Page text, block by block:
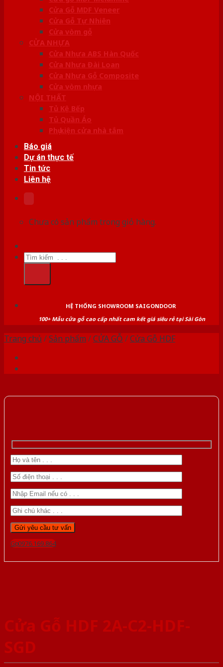
Cửa Gỗ MDF Veneer
Cửa Gỗ Tự Nhiên
Cửa vòm gỗ
CỬA NHỰA
Cửa Nhựa ABS Hàn Quốc
Cửa Nhựa Đài Loan
Cửa Nhựa Gỗ Composite
Cửa vòm nhựa
NỘI THẤT
Tủ Kệ Bếp
Tủ Quần Áo
Phụ kiện cửa nhà tắm
Báo giá
Dự án thực tế
Tin tức
Liên hệ
Chưa có sản phẩm trong giỏ hàng.
Tìm
kiếm:
HỆ THỐNG SHOWROOM SAIGONDOOR
100+ Mẫu cửa gỗ cao cấp nhất cam kết giá siêu rẻ tại Sài Gòn
Trang chủ /Sản phẩm /CỬA GỖ /Cửa Gỗ HDF
Gọi 0976.169.864
Cửa Gỗ HDF 2A-C2-HDF-
SGD